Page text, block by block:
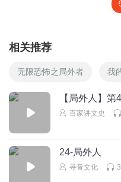
相关推荐
无限恐怖之局外者 我
【局外人】
百家讲文史
24-局外人
寻音文化